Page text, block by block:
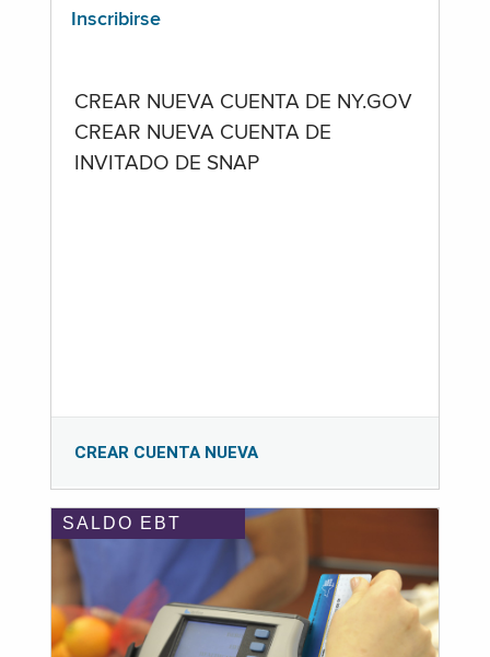
Inscribirse
CREAR NUEVA CUENTA DE NY.GOV
CREAR NUEVA CUENTA DE
INVITADO DE SNAP
CREAR CUENTA NUEVA
SALDO EBT